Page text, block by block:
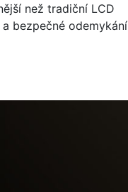
než tradiční LCD
bezpečné odemykání